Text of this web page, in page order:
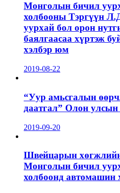
Монголын бичил
холбооны Тэргүүн
уурхай бол орон
баялгаасаа хүртэж
хэлбэр юм
2019-08-22
“Уур амьсгалын
даатгал” Олон
2019-09-20
Швейцарын хөгжлийн
Монголын бичил
холбоонд автомашин